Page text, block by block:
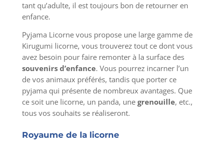
tant qu’adulte, il est toujours bon de retourner en
enfance.
Pyjama Licorne vous propose une large gamme de
Kirugumi licorne, vous trouverez tout ce dont vous
avez besoin pour faire remonter à la surface des
souvenirs d’enfance. Vous pourrez incarner l’un
de vos animaux préférés, tandis que porter ce
pyjama qui présente de nombreux avantages. Que
ce soit une licorne, un panda, une grenouille, etc.,
tous vos souhaits se réaliseront.
Royaume de la licorne